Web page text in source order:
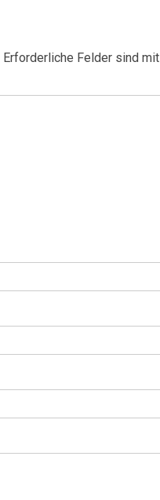
Erforderliche Felder sind mit